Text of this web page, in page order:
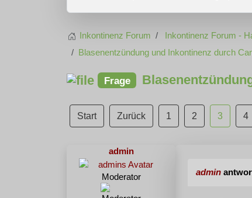
Inkontinenz Forum Inkontinenz Forum -
Blasenentzündung und Inkontinenz durch
Frage
Start Zurück 1 2 3 4
admin
Moderator admin